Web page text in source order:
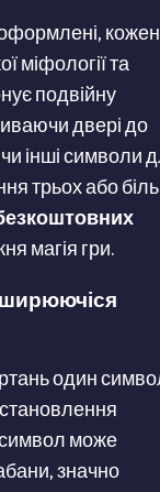
міфології та
подвійну
двері до
інші символи
трьох або
магія гри.
один
може
значно